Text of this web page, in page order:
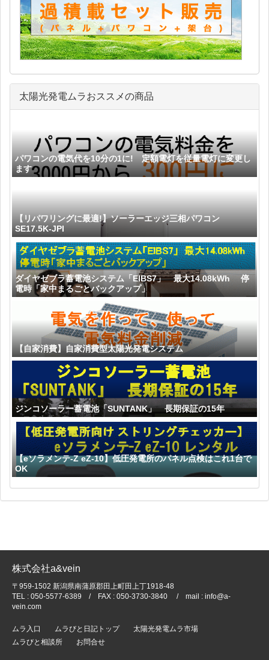
太陽光発電ムラおススメの商品
パワコンの電気代を10分の1に! 定額電灯を従量電灯に変更し
ます
【リパワリングに最適!】ソーラーエッジ三相パワコン
SE17.5K-JPI
ダイヤゼブラ蓄電池システム「EIBS7」 最大14.08kWh 停
電時「家中まるごとバックアップ」
【自家消費】自家消費型太陽光発電システム
ジンコソーラー蓄電池「SUNTANK」 長期保証の15年
【eソラメンテ-Z eZ-10】低圧発電所のパネル点検はこれ1台で
OK
株式会社a&vein
〒959-1502 新潟県南蒲原郡田上町田上丁1918-48
TEL : 050-5577-6389 / FAX : 050-3730-3840 / mail : info@a-
vein.com
ムラ入口 ムラびと日記トップ
太陽光発電ムラ市場
ムラびと相談所
お問合せ